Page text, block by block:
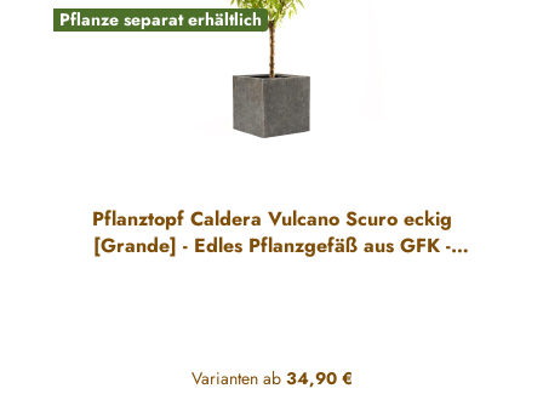
Pflanze separat erhältlich
Pflanztopf Caldera Vulcano Scuro eckig
[Grande] - Edles Pflanzgefäß aus GFK -
Varianten ab34,90 €